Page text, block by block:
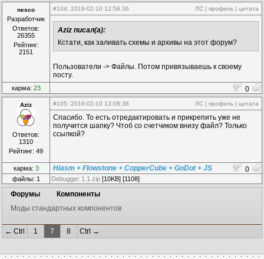
nesco
Разработчик
Ответов:
26355
Рейтинг:
2151
#104: 2019-02-10 12:58:36 ЛС | профиль | цитата
Aziz писал(а):
Кстати, как заливать схемы и архивы на этот форум?
Пользователи -> Файлы. Потом привязываешь к своему
посту.
карма: 23 0
Aziz
Ответов:
1310
Рейтинг: 49
#105: 2019-02-10 13:08:38 ЛС | профиль | цитата
Спасибо. То есть отредактировать и прикрепить уже не
получится шапку? Чтоб со счетчиком внизу файл? Только
ссылкой?
карма: 3 Hiasm + Flowstone + CopperCube + GoDot + JS 0
файлы: 1 Debugger 1.1.zip [10KB] [1108]
Форумы
Компоненты
Моды стандартных компонентов
← Ctrl 1 7 8 Ctrl →